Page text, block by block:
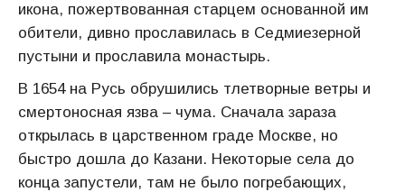
икона, пожертвованная старцем основанной им
обители, дивно прославилась в Седмиезерной
пустыни и прославила монастырь.
В 1654 на Русь обрушились тлетворные ветры и
смертоносная язва – чума. Сначала зараза
открылась в царственном граде Москве, но
быстро дошла до Казани. Некоторые села до
конца запустели, там не было погребающих,